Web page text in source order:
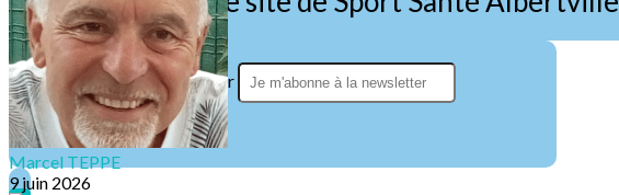
Je m'abonne à la newsletter
OK
Marcel TEPPE
9 juin 2026